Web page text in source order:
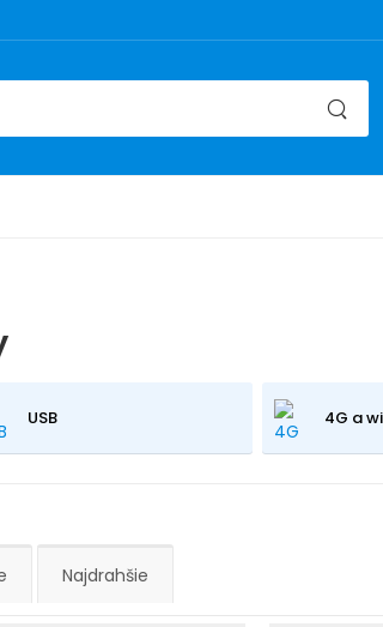
USB 4G a
Najdrahšie